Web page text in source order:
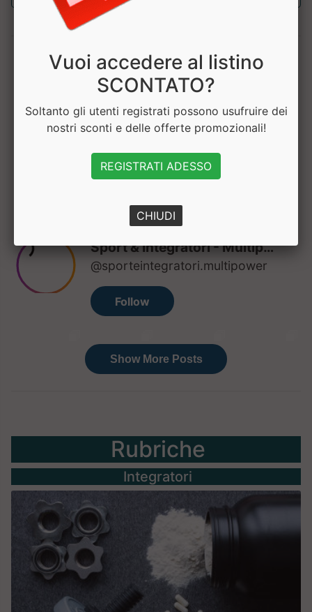
1
Hai bisogno di aiuto? Chatta con noi
Rubriche
Integratori
Vuoi accedere al listino
SCONTATO?
Soltanto gli utenti registrati possono usufruire dei
nostri sconti e delle offerte promozionali!
REGISTRATI ADESSO
CHIUDI